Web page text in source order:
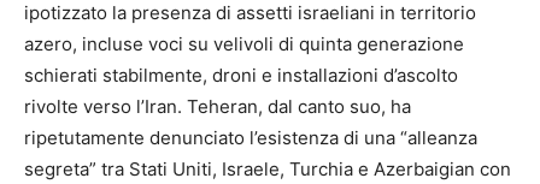
ipotizzato la presenza di assetti israeliani in territorio
azero, incluse voci su velivoli di quinta generazione
schierati stabilmente, droni e installazioni d’ascolto
rivolte verso l’Iran. Teheran, dal canto suo, ha
ripetutamente denunciato l’esistenza di una “alleanza
segreta” tra Stati Uniti, Israele, Turchia e Azerbaigian con